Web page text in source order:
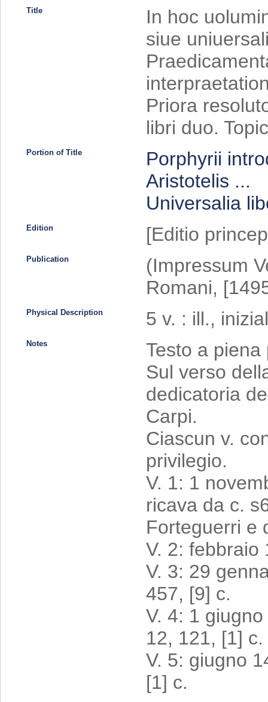
Title
In hoc
siue
Priora
libri duo.
Portion of Title
Porphyrii
Aristotelis ...
Universalia
Edition [Editio
Publication
(Impressum
Romani,
Physical Description 5 v. : ill.,
Notes
Testo a
Sul verso
dedicatoria
Carpi.
Ciascun v.
privilegio.
V. 1: 1
ricava da c.
Forteguerri e
V. 2: febbraio
V. 3: 29
457, [9] c.
V. 4: 1
12, 121, [1] c.
V. 5: giugno
[1] c.